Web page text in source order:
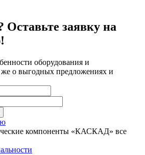
Оставьте заявку на
оборудования и
о выгодных предложениях и
компоненты «КАСКАД» все